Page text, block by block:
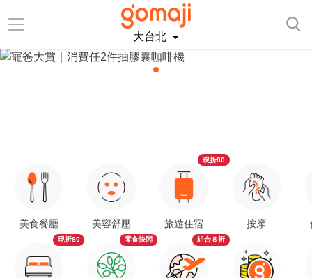
大台北
美食餐廳
現折80
美容舒壓
零食快閃
旅遊住宿
現折80
組合８折
按摩